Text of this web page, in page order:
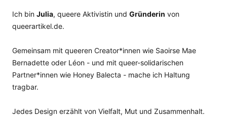
Ich bin Julia, queere Aktivistin und Gründerin von
queerartikel.de.
Gemeinsam mit queeren Creator*innen wie Saoirse Mae
Bernadette oder Léon - und mit queer-solidarischen
Partner*innen wie Honey Balecta - mache ich Haltung
tragbar.
Jedes Design erzählt von Vielfalt, Mut und Zusammenhalt.